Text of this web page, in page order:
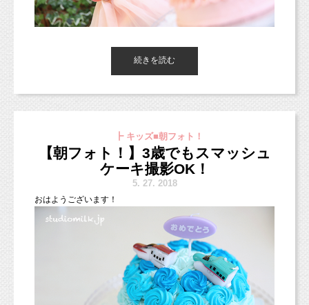
＊6月イベント＊
休
6月7日（木）ベビー＆キッズフォト
¥10,800（税込）データ20枚（ご家族撮影＋¥5,400）
0歳も1歳も2歳も撮影OK！キッズフォトとベビーフォトが一緒
キッズフォトは価格がお手頃になりましたので、ぜひご利用くだ
■インスタグラム■
https://www.instagram.com/studio_milk/
■LINEショップカード■
https://page.line.me/studiomilk
いつもブログをご覧いただき、ありがとうございます（＾＾）
今日はお写真のご紹介ではなく、
お写真を使ったフォトフレームをご紹介したいなと思います♪
スタジオミルクには色々とお写真を使って作ることができるアイ
す。
今日はお天気が悪そうですね（＞＜；）
スマッシュケーキプラン、
まだ撮影されていない皆さまはぜひチャレンジしてみてください
ホワイト・ブルー・ピンクの３色のケーキからお選び頂けます！
（ホワイトはアレルギー配慮のケーキもありますので、ご予約の
際におっしゃってください。）
続きを読む
┣ キッズ■朝フォト！
【朝フォト！】3歳でもスマッシュ
ケーキ撮影OK！
5. 27. 2018
おはようございます！